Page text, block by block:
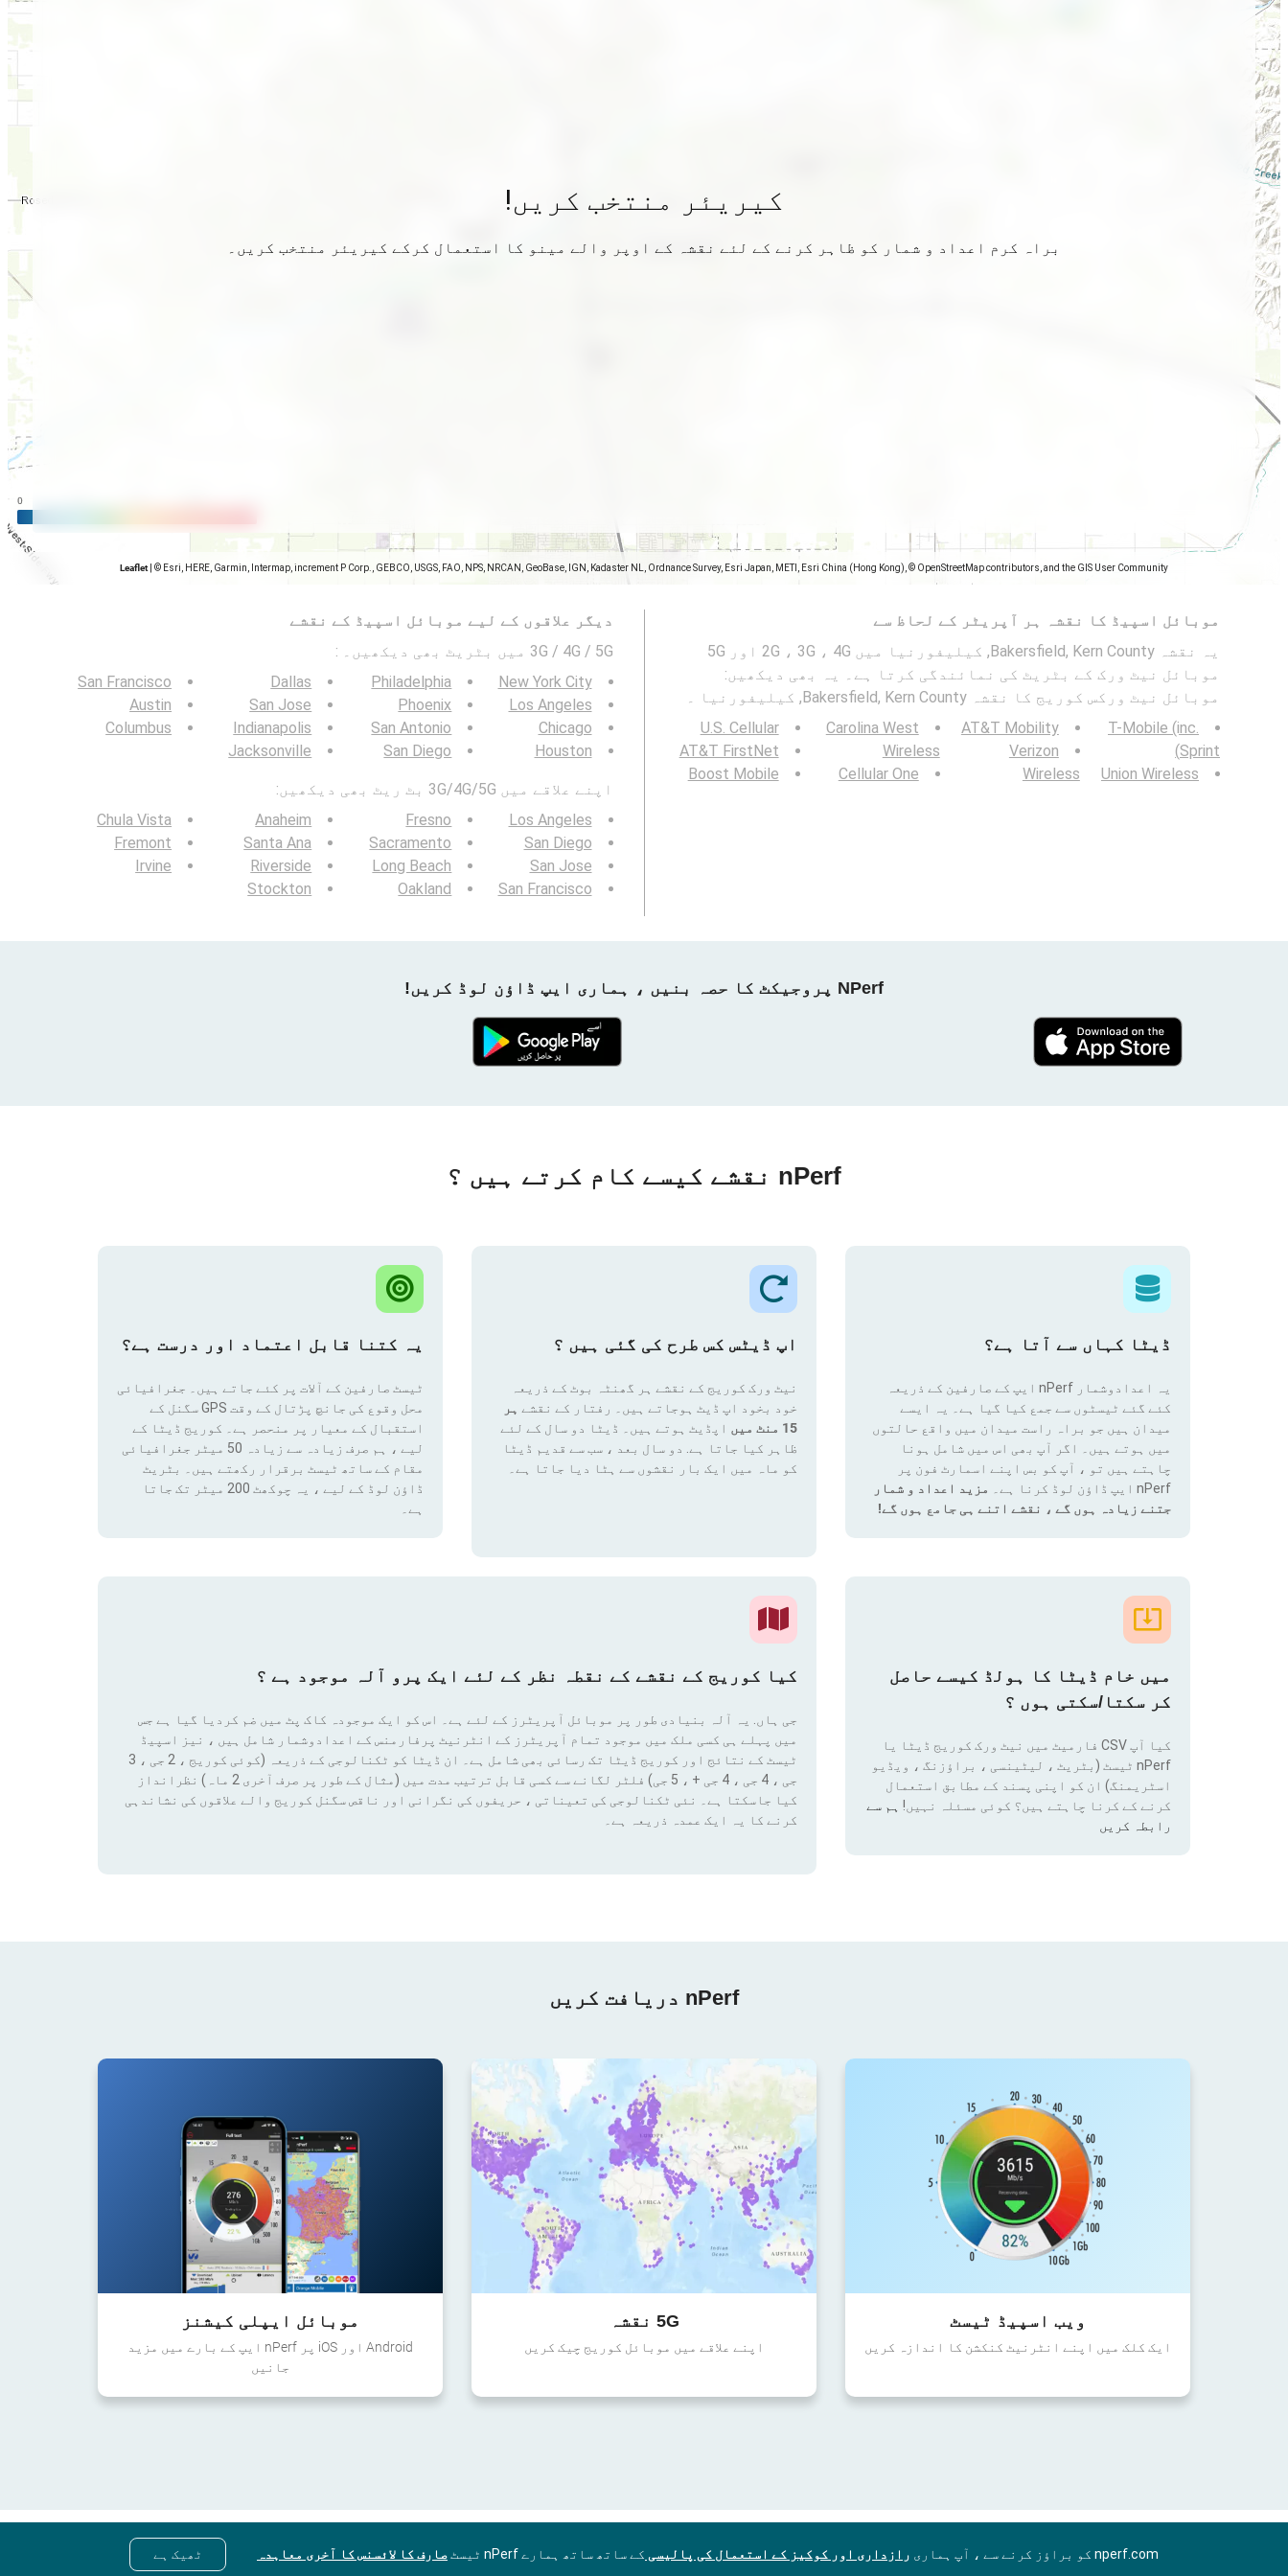
Leaflet © Esri, HERE, Garmin, Intermap, increment P Corp., GEBCO, USGS, FAO, NPS, NRCAN, GeoBase, IGN, Kadaster NL, Ordnance Survey, Esri Japan, METI, Esri China (Hong Kong), © OpenStreetMap contributors, and the GIS User Community
کیریئر منتخب کریں!
براہ کرم اعداد و شمار کو ظاہر کرنے کے لئے نقشہ کے اوپر والے مینو کا استعمال کرکے کیریئر منتخب کریں۔
موبائل اسپیڈ کا نقشہ ہر آپریٹر کے لحاظ سے
یہ نقشہ Bakersfield, Kern County, کیلیفورنیا میں 2G ، 3G ، 4G اور 5G
موبائل نیٹ ورک کے بٹریٹ کی نمائندگی کرتا ہے۔ یہ بھی دیکھیں:
موبائل نیٹ ورکس کوریج کا نقشہ Bakersfield, Kern County, کیلیفورنیا ۔
T-Mobile (inc.
Sprint)
Union Wireless
AT&T Mobility
Verizon
Wireless
Carolina West
Wireless
Cellular One
U.S. Cellular
AT&T FirstNet
Boost Mobile
دیگر علاقوں کے لیے موبائل اسپیڈ کے نقشے
3G / 4G / 5G میں بٹریٹ بھی دیکھیں۔ :
New York City
Los Angeles
Chicago
Houston
Philadelphia
Phoenix
San Antonio
San Diego
Dallas
San Jose
Indianapolis
Jacksonville
San Francisco
Austin
Columbus
اپنے علاقے میں 3G/4G/5G بٹ ریٹ بھی دیکھیں:
Los Angeles
San Diego
San Jose
San Francisco
Fresno
Sacramento
Long Beach
Oakland
Anaheim
Santa Ana
Riverside
Stockton
Chula Vista
Fremont
Irvine
NPerf پروجیکٹ کا حصہ بنیں ، ہماری ایپ ڈاؤن لوڈ کریں!
nPerf نقشے کیسے کام کرتے ہیں ؟
ڈیٹا کہاں سے آتا ہے؟
یہ اعدادوشمار nPerf ایپ کے صارفین کے ذریعہ
کئے گئے ٹیسٹوں سے جمع کیا گیا ہے۔ یہ ایسے
میدان ہیں جو براہ راست میدان میں واقع حالتوں
میں ہوتے ہیں۔ اگر آپ بھی اس میں شامل ہونا
چاہتے ہیں تو ، آپ کو بس اپنے اسمارٹ فون پر
nPerf ایپ ڈاؤن لوڈ کرنا ہے۔
مزید اعداد و شمار
جتنے زیادہ ہوں گے ، نقشے اتنے ہی جامع ہوں گے!
اپ ڈیٹس کس طرح کی گئی ہیں ؟
نیٹ ورک کوریج کے نقشے ہر گھنٹہ بوٹ کے ذریعہ
خود بخود اپ ڈیٹ ہوجاتے ہیں۔ رفتار کے نقشے ہر
15 منٹ میں
اپڈیٹ ہوتے ہیں۔ ڈیٹا دو سال کے لئے
ظاہر کیا جاتا ہے. دو سال بعد ، سب سے قدیم ڈیٹا
کو ماہ میں ایک بار نقشوں سے ہٹا دیا جاتا ہے۔
یہ کتنا قابل اعتماد اور درست ہے؟
ٹیسٹ صارفین کے آلات پر کئے جاتے ہیں۔ جغرافیائی
محل وقوع کی جانچ پڑتال کے وقت GPS سگنل کے
استقبال کے معیار پر منحصر ہے۔ کوریج ڈیٹا کے
لیے ، ہم صرف زیادہ سے زیادہ 50 میٹر جغرافیائی
مقام کے ساتھ ٹیسٹ برقرار رکھتے ہیں۔ بٹریٹ
ڈاؤن لوڈ کے لیے ، یہ چوکھٹ 200 میٹر تک جاتا
ہے۔
میں خام ڈیٹا کا ہولڈ کیسے حاصل
کر سکتا/سکتی ہوں ؟
کیا آپ CSV فارمیٹ میں نیٹ ورک کوریج ڈیٹا یا
nPerf ٹیسٹ (بٹریٹ ، لیٹینسی ، براؤزنگ ، ویڈیو
اسٹریمنگ) ان کو اپنی پسند کے مطابق استعمال
کرنے کے کرنا چاہتے ہیں؟ کوئی مسئلہ نہیں! ہم سے
رابطہ کریں
کیا کوریج کے نقشے کے نقطہ نظر کے لئے ایک پرو آلہ موجود ہے ؟
جی ہاں. یہ آلہ بنیادی طور پر موبائل آپریٹرز کے لئے ہے۔ اس کو ایک موجودہ کاک پٹ میں ضم کردیا گیا ہے جس
میں پہلے ہی کسی ملک میں موجود تمام آپریٹرز کے انٹرنیٹ پرفارمنس کے اعدادوشمار شامل ہیں ، نیز اسپیڈ
ٹیسٹ کے نتائج اور کوریج ڈیٹا تک رسائی بھی شامل ہے۔ ان ڈیٹا کو ٹکنالوجی کے ذریعہ (کوئی کوریج ، 2 جی ، 3
جی ، 4 جی ، 4 جی + ، 5 جی) فلٹر لگانے سے کسی قابل ترتیب مدت میں (مثال کے طور پر صرف آخری 2 ماہ) نظرانداز
کیا جاسکتا ہے۔ نئی ٹکنالوجی کی تعیناتی ، حریفوں کی نگرانی اور ناقص سگنل کوریج والے علاقوں کی نشاندہی
کرنے کا یہ ایک عمدہ ذریعہ ہے۔
nPerf دریافت کریں
ویب اسپیڈ ٹیسٹ
ایک کلک میں اپنے انٹرنیٹ کنکشن کا اندازہ کریں
5G نقشہ
اپنے علاقے میں موبائل کوریج چیک کریں
موبائل ایپلی کیشنز
Android اور iOS پر nPerf ایپ کے بارے میں مزید
جانیں
nperf.com کو براؤز کرنے سے ، آپ ہماری رازداری اور کوکیز کے استعمال کی پالیسی کے ساتھ ساتھ ہمارے nPerf ٹیسٹ صارف کا لائسنس کا آخری معاہدہ ٹھیک ہے